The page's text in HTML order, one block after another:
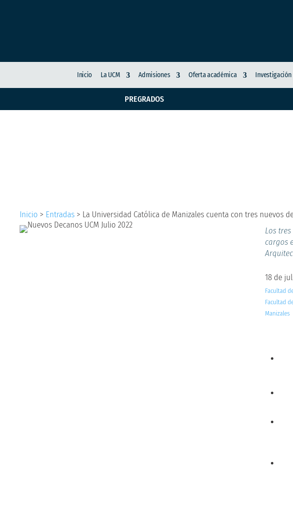
Inicio La UCM Admisiones Oferta académica Investigación
PREGRADOS
Inicio > Entradas > La Universidad Católica de Manizales cuenta con tres nuevos
Los
cargos
18 de
Facultad
Facultad
Manizales